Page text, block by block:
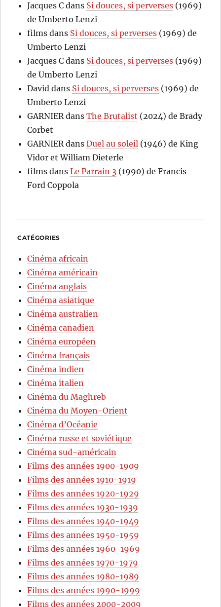
Jacques C dans Si douces, si perverses (1969)
de Umberto Lenzi
films dans Si douces, si perverses (1969) de
Umberto Lenzi
Jacques C dans Si douces, si perverses (1969)
de Umberto Lenzi
David dans Si douces, si perverses (1969) de
Umberto Lenzi
GARNIERdansThe Brutalist (2024) de Brady
Corbet
GARNIERdansDuel au soleil (1946) de King
Vidor et William Dieterle
films dansLe Parrain 3 (1990) de Francis
Ford Coppola
CATÉGORIES
Cinéma africain
Cinéma américain
Cinéma anglais
Cinéma asiatique
Cinéma australien
Cinéma canadien
Cinéma européen
Cinéma français
Cinéma indien
Cinéma italien
Cinéma du Maghreb
Cinéma du Moyen-Orient
Cinéma d’Océanie
Cinéma russe et soviétique
Cinéma sud-américain
Films des années 1900-1909
Films des années 1910-1919
Films des années 1920-1929
Films des années 1930-1939
Films des années 1940-1949
Films des années 1950-1959
Films des années 1960-1969
Films des années 1970-1979
Films des années 1980-1989
Films des années 1990-1999
Films des années 2000-2009